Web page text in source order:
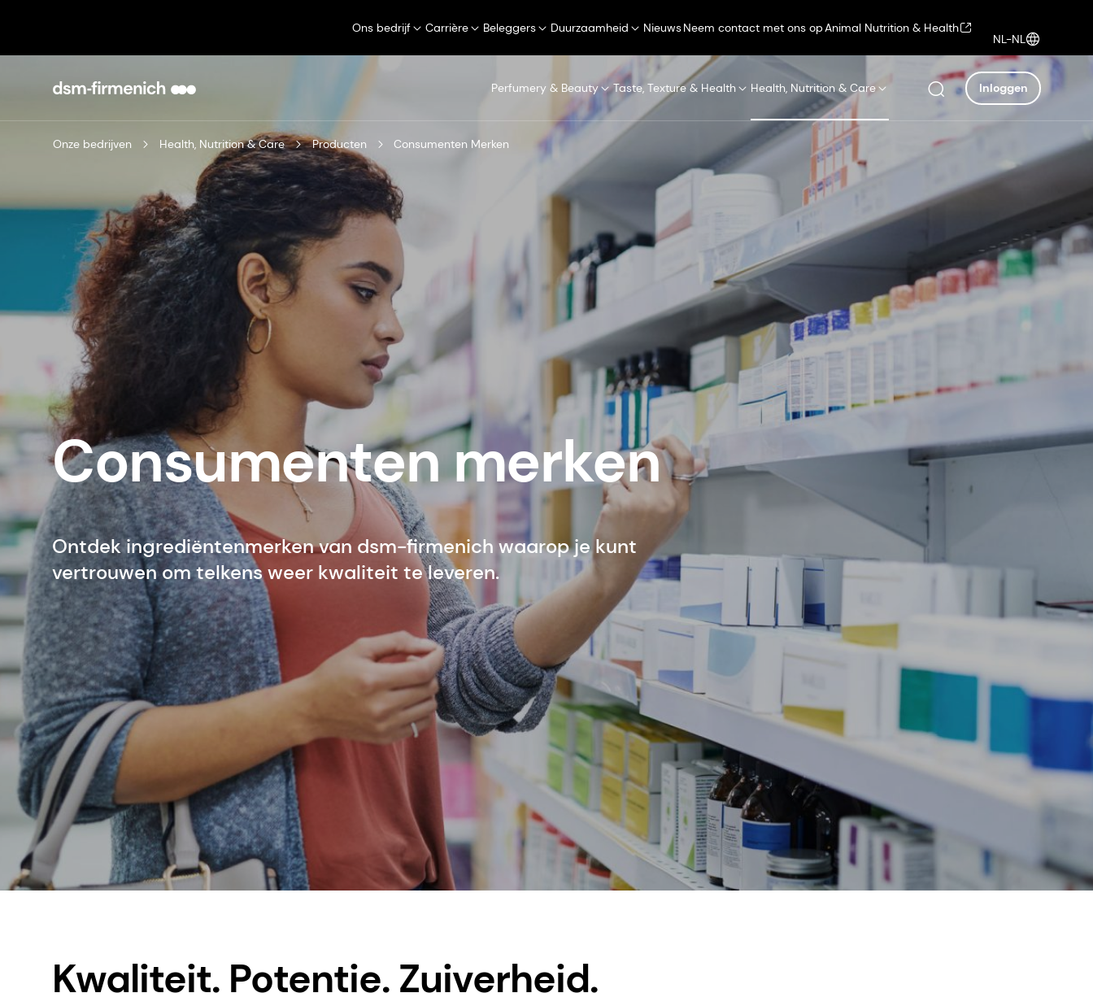
Ons bedrijf Carrière Beleggers Duurzaamheid NieuwsNeem contact met ons opAnimal Nutrition & Health
NL-NL
Perfumery & Beauty Taste, Texture & Health Health, Nutrition & Care Inloggen
Onze bedrijven Health, Nutrition & Care Producten Consumenten Merken
Consumenten merken
Ontdek ingrediëntenmerken van dsm-firmenich waarop je kunt
vertrouwen om telkens weer kwaliteit te leveren.
Kwaliteit. Potentie. Zuiverheid.